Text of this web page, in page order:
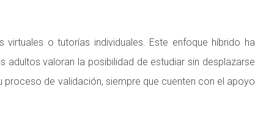
o tutorías individuales. Este enfoque híbrido ha
valoran la posibilidad de estudiar sin desplazarse
de validación, siempre que cuenten con el apoyo